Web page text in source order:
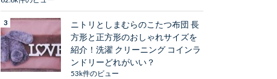
ニトリとしまむらのこたつ布団 長
方形と正方形のおしゃれサイズを
紹介！洗濯 クリーニング コインラ
ンドリーどれがいい？
53k件のビュー